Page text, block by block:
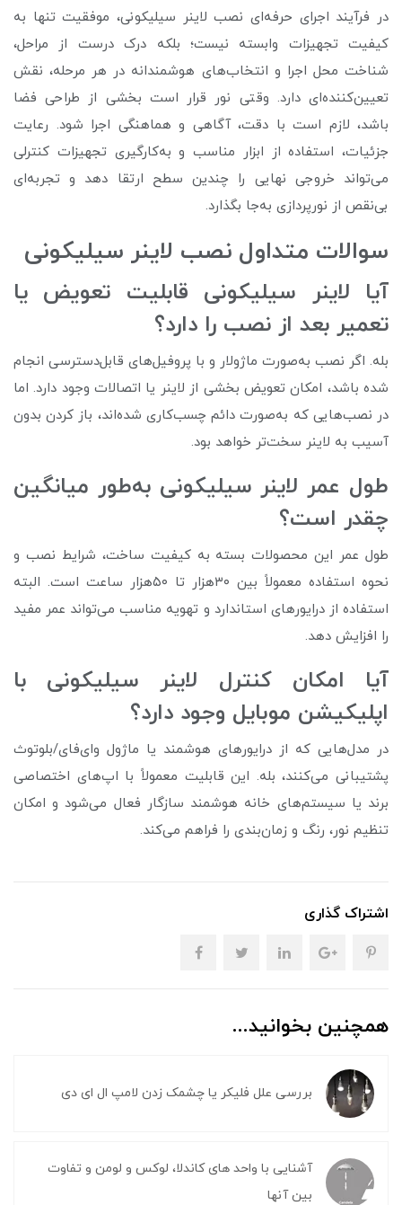
در فرآیند اجرای حرفه‌ای نصب لاینر سیلیکونی، موفقیت تنها به
کیفیت تجهیزات وابسته نیست؛ بلکه درک درست از مراحل،
شناخت محل اجرا و انتخاب‌های هوشمندانه در هر مرحله، نقش
تعیین‌کننده‌ای دارد. وقتی نور قرار است بخشی از طراحی فضا
باشد، لازم است با دقت، آگاهی و هماهنگی اجرا شود. رعایت
جزئیات، استفاده از ابزار مناسب و به‌کارگیری تجهیزات کنترلی
می‌تواند خروجی نهایی را چندین سطح ارتقا دهد و تجربه‌ای
بی‌نقص از نورپردازی به‌جا بگذارد.
سوالات متداول نصب لاینر سیلیکونی
آیا لاینر سیلیکونی قابلیت تعویض یا
تعمیر بعد از نصب را دارد؟
بله. اگر نصب به‌صورت ماژولار و با پروفیل‌های قابل‌دسترسی انجام
شده باشد، امکان تعویض بخشی از لاینر یا اتصالات وجود دارد. اما
در نصب‌هایی که به‌صورت دائم چسب‌کاری شده‌اند، باز کردن بدون
آسیب به لاینر سخت‌تر خواهد بود.
طول عمر لاینر سیلیکونی به‌طور میانگین
چقدر است؟
طول عمر این محصولات بسته به کیفیت ساخت، شرایط نصب و
نحوه استفاده معمولاً بین ۳۰هزار تا ۵۰هزار ساعت است. البته
استفاده از درایورهای استاندارد و تهویه مناسب می‌تواند عمر مفید
را افزایش دهد.
آیا امکان کنترل لاینر سیلیکونی با
اپلیکیشن موبایل وجود دارد؟
در مدل‌هایی که از درایورهای هوشمند یا ماژول وای‌فای/بلوتوث
پشتیبانی می‌کنند، بله. این قابلیت معمولاً با اپ‌های اختصاصی
برند یا سیستم‌های خانه هوشمند سازگار فعال می‌شود و امکان
تنظیم نور، رنگ و زمان‌بندی را فراهم می‌کند.
اشتراک گذاری
همچنین بخوانید...
بررسی علل فلیکر یا چشمک زدن لامپ ال ای دی
آشنایی با واحد های کاندلا، لوکس و لومن و تفاوت
بین آنها